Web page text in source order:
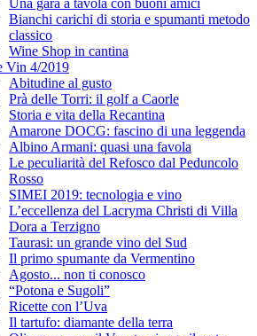
Una gara a tavola con buoni amici
Bianchi carichi di storia e spumanti metodo
classico
Wine Shop in cantina
Vin 4/2019
Abitudine al gusto
Prà delle Torri: il golf a Caorle
Storia e vita della Recantina
Amarone DOCG: fascino di una leggenda
Albino Armani: quasi una favola
Le peculiarità del Refosco dal Peduncolo
Rosso
SIMEI 2019: tecnologia e vino
L’eccellenza del Lacryma Christi di Villa
Dora a Terzigno
Taurasi: un grande vino del Sud
Il primo spumante da Vermentino
Agosto... non ti conosco
“Potona e Sugoli”
Ricette con l’Uva
Il tartufo: diamante della terra